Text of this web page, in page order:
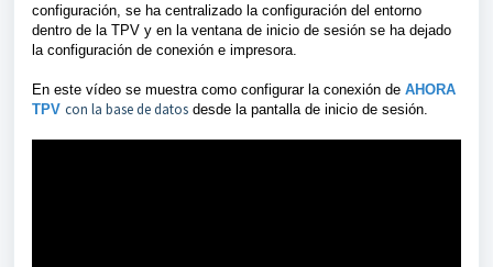
configuración, se ha centralizado la configuración del entorno
dentro de la TPV y en la ventana de inicio de sesión se ha dejado
la configuración de conexión e impresora.
En este vídeo se muestra como configurar la conexión de AHORA
TPV con la base de datos desde la pantalla de inicio de sesión.